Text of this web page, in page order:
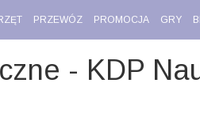
PRZEWÓZ PROMOCJA GRY
- KDP